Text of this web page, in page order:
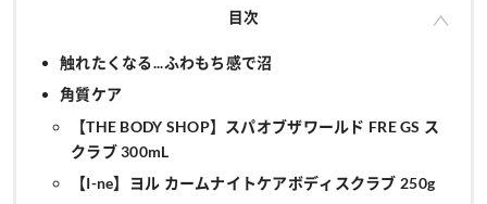
目次
触れたくなる...ふわもち感で沼
角質ケア
【THE BODY SHOP】スパオブザワールド FRE GS ス
クラブ 300mL
【I-ne】ヨル カームナイトケアボディスクラブ 250g